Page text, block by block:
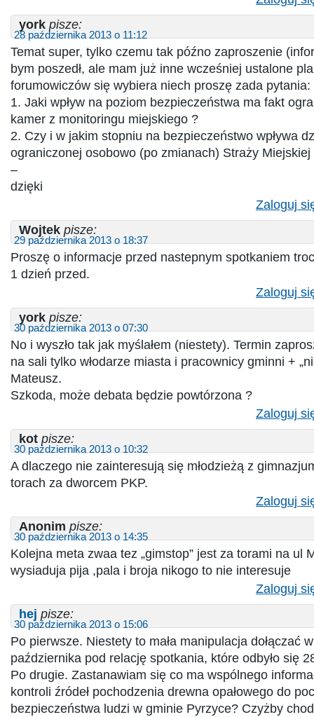
york pisze:
28 października 2013 o 11:12
Temat super, tylko czemu tak późno zaproszenie
bym poszedł, ale mam już inne wcześniej ustalone
forumowiczów się wybiera niech proszę zada pytania:
1. Jaki wpływ na poziom bezpieczeństwa ma fakt
kamer z monitoringu miejskiego ?
2. Czy i w jakim stopniu na bezpieczeństwo wpływa
ograniczonej osobowo (po zmianach) Straży Miejskiej
–
dzięki
Zaloguj
Wojtek pisze:
29 października 2013 o 18:37
Proszę o informacje przed nastepnym spotkaniem
1 dzień przed.
Zaloguj
york pisze:
30 października 2013 o 07:30
No i wyszło tak jak myślałem (niestety). Termin
na sali tylko włodarze miasta i pracownicy gminni +
Mateusz.
Szkoda, może debata będzie powtórzona ?
Zaloguj
kot pisze:
30 października 2013 o 10:32
A dlaczego nie zainteresują się młodzieżą z
torach za dworcem PKP.
Zaloguj
Anonim pisze:
30 października 2013 o 14:35
Kolejna meta zwaa tez „gimstop” jest za torami na ul
wysiaduja pija ,pala i broja nikogo to nie interesuje
Zaloguj
hej pisze:
30 października 2013 o 15:06
Po pierwsze. Niestety to mała manipulacja dołączać
października pod relację spotkania, które odbyło się
Po drugie. Zastanawiam się co ma wspólnego
kontroli źródeł pochodzenia drewna opałowego do
bezpieczeństwa ludzi w gminie Pyrzyce? Czyżby